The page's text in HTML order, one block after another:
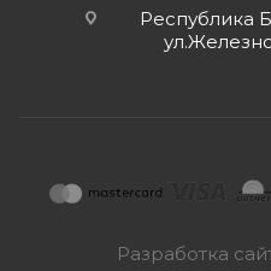
Республика
Разработка